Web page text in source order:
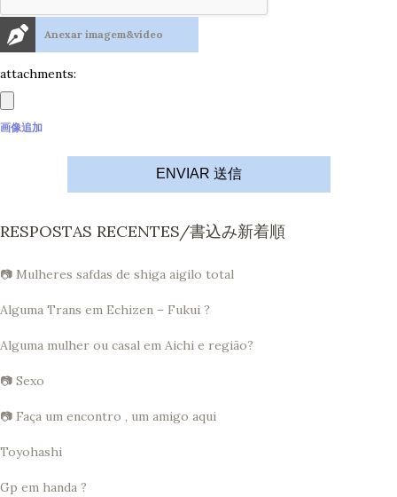
Anexar imagem&vídeo
attachments:
画像追加
ENVIAR 送信
RESPOSTAS RECENTES/書込み新着順
📷 Mulheres safdas de shiga aigilo total
Alguma Trans em Echizen – Fukui ?
Alguma mulher ou casal em Aichi e região?
📷 Sexo
📷 Faça um encontro , um amigo aqui
Toyohashi
Gp em handa ?